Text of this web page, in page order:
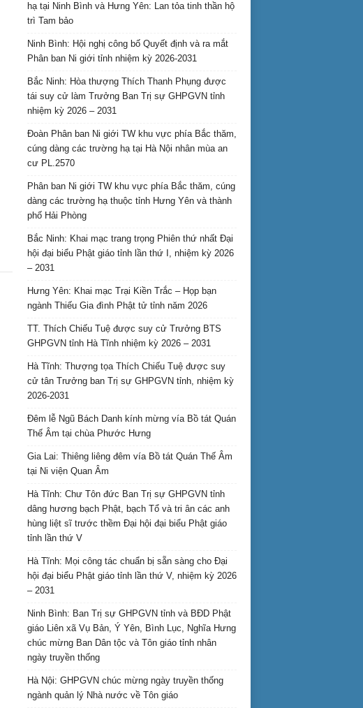
hạ tại Ninh Bình và Hưng Yên: Lan tỏa tinh thần hộ
trì Tam bảo
Ninh Bình: Hội nghị công bố Quyết định và ra mắt
Phân ban Ni giới tỉnh nhiệm kỳ 2026-2031
Bắc Ninh: Hòa thượng Thích Thanh Phụng được
tái suy cử làm Trưởng Ban Trị sự GHPGVN tỉnh
nhiệm kỳ 2026 – 2031
Đoàn Phân ban Ni giới TW khu vực phía Bắc thăm,
cúng dàng các trường hạ tại Hà Nội nhân mùa an
cư PL.2570
Phân ban Ni giới TW khu vực phía Bắc thăm, cúng
dàng các trường hạ thuộc tỉnh Hưng Yên và thành
phố Hải Phòng
Bắc Ninh: Khai mạc trang trọng Phiên thứ nhất Đại
hội đại biểu Phật giáo tỉnh lần thứ I, nhiệm kỳ 2026
– 2031
Hưng Yên: Khai mạc Trại Kiền Trắc – Họp bạn
ngành Thiếu Gia đình Phật tử tỉnh năm 2026
TT. Thích Chiếu Tuệ được suy cử Trưởng BTS
GHPGVN tỉnh Hà Tĩnh nhiệm kỳ 2026 – 2031
Hà Tĩnh: Thượng tọa Thích Chiếu Tuệ được suy
cử tân Trưởng ban Trị sự GHPGVN tỉnh, nhiệm kỳ
2026-2031
Đêm lễ Ngũ Bách Danh kính mừng vía Bồ tát Quán
Thế Âm tại chùa Phước Hưng
Gia Lai: Thiêng liêng đêm vía Bồ tát Quán Thế Âm
tại Ni viện Quan Âm
Hà Tĩnh: Chư Tôn đức Ban Trị sự GHPGVN tỉnh
dâng hương bạch Phật, bạch Tổ và tri ân các anh
hùng liệt sĩ trước thềm Đại hội đại biểu Phật giáo
tỉnh lần thứ V
Hà Tĩnh: Mọi công tác chuẩn bị sẵn sàng cho Đại
hội đại biểu Phật giáo tỉnh lần thứ V, nhiệm kỳ 2026
– 2031
Ninh Bình: Ban Trị sự GHPGVN tỉnh và BĐD Phật
giáo Liên xã Vụ Bản, Ý Yên, Bình Lục, Nghĩa Hưng
chúc mừng Ban Dân tộc và Tôn giáo tỉnh nhân
ngày truyền thống
Hà Nội: GHPGVN chúc mừng ngày truyền thống
ngành quản lý Nhà nước về Tôn giáo